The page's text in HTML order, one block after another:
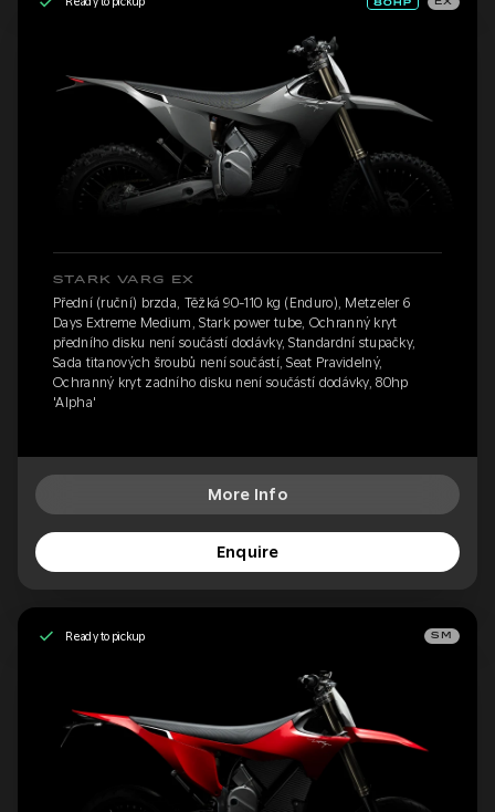
EX
STARK VARG EX
Přední (ruční) brzda, Těžká 90-110 kg (Enduro), Metzeler 6
Days Extreme Medium, Stark power tube, Ochranný kryt
předního disku není součástí dodávky, Standardní stupačky,
Sada titanových šroubů není součástí, Seat Pravidelný,
Ochranný kryt zadního disku není součástí dodávky, 80hp
'Alpha'
More Info
Enquire
Ready to pickup SM